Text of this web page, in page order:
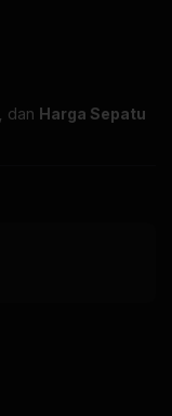
dan Harga Sepatu